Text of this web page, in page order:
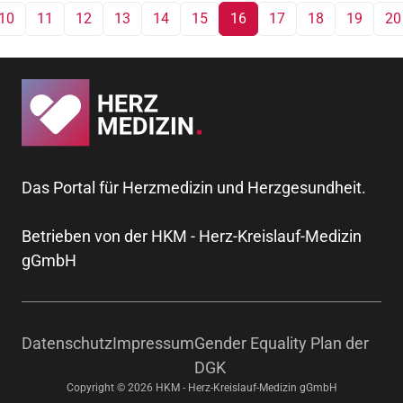
11 12 13 14 15 16 17 18 19 20
Das Portal für Herzmedizin und Herzgesundheit.
Betrieben von der HKM - Herz-Kreislauf-Medizin
gGmbH
Copyright © 2026 HKM - Herz-Kreislauf-Medizin gGmbH
DatenschutzImpressumGender Equality Plan der
DGK